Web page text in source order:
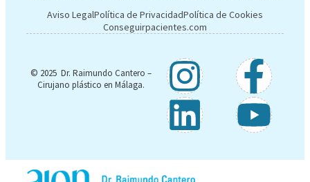
Aviso LegalPolítica de PrivacidadPolítica de Cookies
Conseguirpacientes.com
© 2025 Dr. Raimundo Cantero –
Cirujano plástico en Málaga.